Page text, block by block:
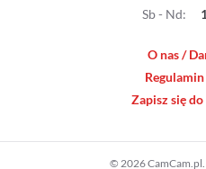
Sb - Nd:
O nas /
Zapisz się
© 2026 CamCam.pl.